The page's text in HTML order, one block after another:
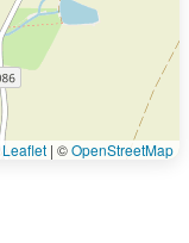
Leaflet | ©OpenStreetMap